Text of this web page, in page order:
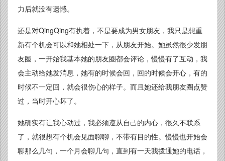
力后就没有遗憾。
还是对QingQing有执着，不是要成为男女朋友，我只是想重
新有个机会可以和她相处一下，从朋友开始。她虽然很少发朋
友圈，一开始我基本她的朋友圈都会评论，慢慢有了互动，我
会主动给她发消息，她有的时候会回，回的时候会开心，有的
时候不一定回，就会很伤心的样子。而且她还给我朋友圈点赞
过，当时开心坏了。
她确实有让我心动过，我必须遵从自己的内心，很久不联系
了，就很想有个机会见面聊聊，不带有目的性。慢慢也开始会
聊那么几句，一个月会聊几句，直到有一天我拨通她的电话，